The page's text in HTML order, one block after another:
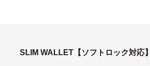
SLIM WALLET【ソフトロック対応】